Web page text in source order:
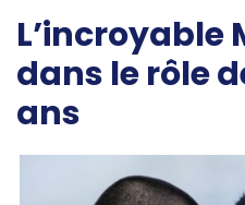
L’incroyable
dans le rôle
ans